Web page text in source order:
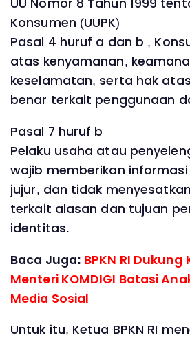
UU Nomor 8 Tahun 1999
Konsumen (UUPK)
Pasal 4 huruf a dan b ,
atas kenyamanan,
keselamatan, serta hak
benar terkait penggunaan
Pasal 7 huruf b
Pelaku usaha atau
wajib memberikan
jujur, dan tidak
terkait alasan dan tujuan
identitas.
Baca Juga: BPKN RI
Menteri KOMDIGI Batasi
Media Sosial
Untuk itu, Ketua BPKN RI